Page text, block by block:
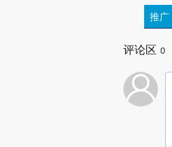
推广
评论区 0